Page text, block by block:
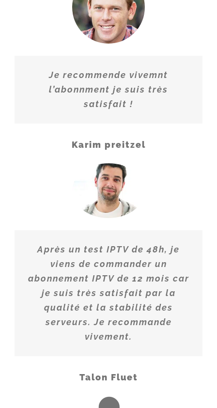
FR - C STAR FHD
FR - COMEDIE FHD
FR - GAME ONE FHD
FR - SQOOL TV FHD
FR - IDF 1 FHD
FR - J ONE FHD
FR - MY CUISINE FHD
FR - GOURMAND TV FHD
FR - MY ZEN TV FHD
FR - MY ZEN NATURE FHD
FR - TOP SANTE TV FHD
FR - RTL 9 FHD
FR - TEVA FHD
FR - CHERIE 25 FHD
FR - NAUTICAL CHANNEL FHD
Je recommende vivemnt
l’abonnment je suis très
satisfait !
Karim preitzel
Après un test IPTV de 48h, je
viens de commander un
abonnement IPTV de 12 mois car
je suis très satisfait par la
qualité et la stabilité des
serveurs. Je recommande
vivement.
Talon Fluet